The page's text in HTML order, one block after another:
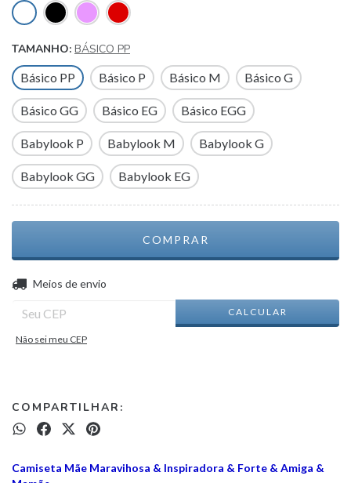
TAMANHO: BÁSICO PP
Básico PP
Básico P Básico M Básico G
Básico GG Básico EG Básico EGG
Babylook P Babylook M Babylook G
Babylook GG Babylook EG
Entregas para o CEP:
Meios de envio
CALCULAR
Não sei meu CEP
COMPARTILHAR:
Camiseta Mãe Maravihosa & Inspiradora & Forte & Amiga &